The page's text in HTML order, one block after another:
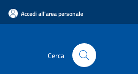
Accedi all'area personale
Cerca